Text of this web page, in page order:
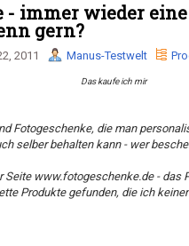
- immer wieder
gern?
2011 Manus-Testwelt
Das kaufe ich mir
Fotogeschenke, die man
selber behalten kann - wer
Seite www.fotogeschenke.de - das
Produkte gefunden, die ich